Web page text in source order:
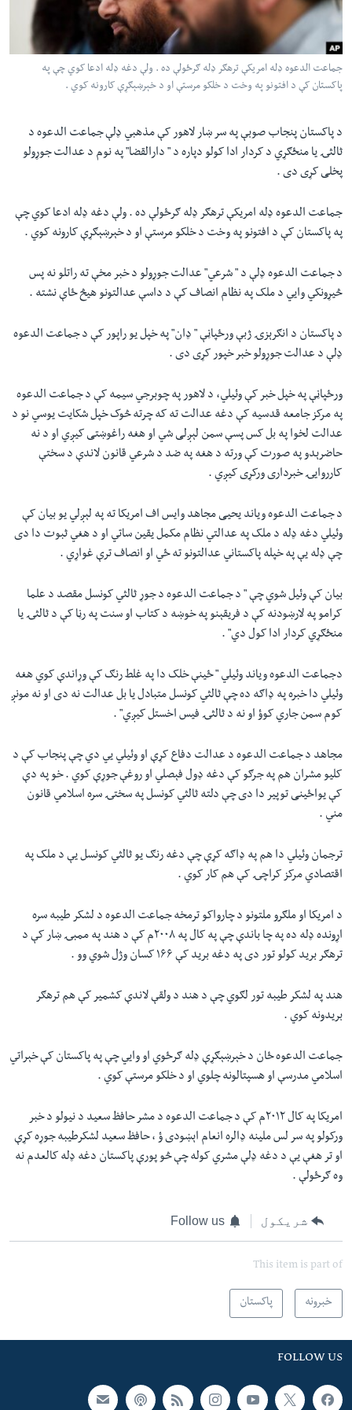
دلته
مخکې
مرکزي
لټون
واوړئ
اداریه
Learning English
ژبې
جماعت الدعوه ډله امريکې ترهګر ډله ګرځولې ده . ولې دغه ډله ادعا کوي چې په
پاکستان کې د افتونو په وخت د خلکو مرستې او د خېرښېګړې کارونه کوي .
د پاکستان پنجاب صوبې په سر ښار لاهور کې مذهبي ډلې جماعت الدعوه د
ثالثۍ يا منځګړي د کردار ادا کولو دپاره د " دارالقضا" په نوم د عدالت جوړولو
پخلی کړی دی .
جماعت الدعوه ډله امريکې ترهګر ډله ګرځولې ده . ولې دغه ډله ادعا کوي چې
په پاکستان کې د افتونو په وخت د خلکو مرستې او د خېرښېګړې کارونه کوي .
د جماعت الدعوه ډلې د " شرعي" عدالت جوړولو د خبر مخې ته راتلو نه پس
څيړونکي وايي د ملک په نظام انصاف کې د داسې عدالتونو هيڅ ځاې نشته .
د پاکستان د انګرېزۍ ژبې ورځپاڼې " ډان" په خپل يو راپور کې د جماعت الدعوه
ډلې د عدالت جوړولو خبر خپور کړی دی .
ورځپاڼې په خپل خبر کې وئيلي، د لاهور په چوبرجي سيمه کې د جماعت الدعوه
په مرکز جامعه قدسيه کې دغه عدالت ته که چرته څوک خپل شکايت يوسي نو د
عدالت لخوا په بل کس پسې سمن لېږلی شي او هغه راغوښتی کيږي او د نه
حاضرېدو په صورت کې ورته د هغه په ضد د شرعي قانون لاندې د سختې
کارروايۍ خبرداری ورکړی کيږي .
د جماعت الدعوه وياند يحيی مجاهد وايس اف امريکا ته په لېږلي يو بيان کې
وئيلي دغه ډله د ملک په عدالتي نظام مکمل يقين ساتي او د هغي ثبوت دا دی
چې ډله يې په خپله پاکستاني عدالتونو ته ځي او انصاف ترې غواړي .
بيان کې وئيل شوي چې " د جماعت الدعوه د جوړ ثالثي کونسل مقصد د علما
کرامو په لارښودنه کې د فريقېنو په خوښه د کتاب او سنت په رڼا کې د ثالثۍ يا
منځګړي کردار ادا کول دي" .
دجماعت الدعوه وياند وئيلي " ځينې خلک دا په غلط رنګ کې وړاندې کوي هغه
وئيلي دا خبره په ډاګه ده چې ثالثي کونسل متبادل يا بل عدالت نه دی او نه مونږ
کوم سمن جاري کوؤ او نه د ثالثۍ فيس اخستل کيږي" .
مجاهد د جماعت الدعوه د عدالت دفاع کړې او وئيلي يي دي چې پنجاب کې د
کليو مشران هم په جرګو کې دغه ډول فېصلي او روغې جوړې کوي . خو په دې
کې يواځينی توپير دا دی چې دلته ثالثي کونسل په سختۍ سره اسلامي قانون
مني .
ترجمان وئيلي دا هم په ډاګه کړې چې دغه رنګ يو ثالثي کونسل يې د ملک په
اقتصادي مرکز کراچۍ کې هم کار کوي .
د امريکا او ملګرو ملتونو د چارواکو ترمخه جماعت الدعوه د لشکر طيبه سره
اړونده ډله ده په چا باندې چې په کال په ۲۰۰۸م کې د هند په ممبۍ ښار کې د
ترهګر بريد کولو تور دی په دغه بريد کې ۱۶۶ کسان وژل شوي وو .
هند په لشکر طيبه تور لګوي چې د هند د ولقې لاندې کشمير کې هم ترهګر
بريدونه کوي .
جماعت الدعوه ځان د خېرښېګړې ډله ګرځوي او وايي چې په پاکستان کې خېراتي
اسلامي مدرسې او هسپتالونه چلوي او د خلکو مرستې کوي .
امريکا په کال ۲۰۱۲م کې د جماعت الدعوه د مشر حافظ سعيد د نيولو د خبر
ورکولو په سر لس ملينه ډالره انعام اېښودی ؤ ، حافظ سعيد لشکرطيبه جوړه کړې
او تر هغې يې د دغه ډلې مشري کوله چې څو پورې پاکستان دغه ډله کالعدم نه
وه ګرځولې .
شریکول Follow us
This item is part of
خبرونه پاکستان
FOLLOW US